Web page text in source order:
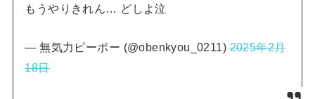
もうやりきれん… どしよ泣
— 無気力ピーポー (@obenkyou_0211)2025年2月
18日